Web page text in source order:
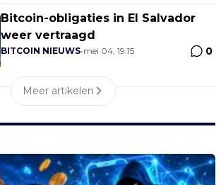
Bitcoin-obligaties in El Salvador
weer vertraagd
BITCOIN NIEUWS•mei 04, 19:15 0
Meer artikelen